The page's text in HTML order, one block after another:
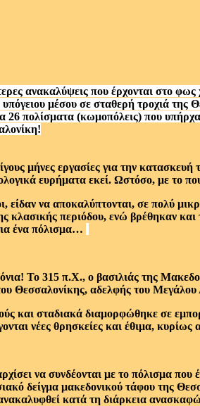
ανακαλύψεις που έρχονται στο φως
μέσου σε σταθερή τροχιά της
πολίσματα (κωμοπόλεις) που
μήνες εργασίες για την
ευρήματα εκεί. Ωστόσο, με το
είδαν να αποκαλύπτονται, σε πολύ
κλασικής περιόδου, ενώ βρέθηκαν
ένα πόλισμα…
Το 315 π.Χ., ο βασιλιάς της
Θεσσαλονίκης, αδελφής του
και σταδιακά διαμορφώθηκε σε
νέες θρησκείες και έθιμα, κυρίως
να συνδέονται με το πόλισμα
δείγμα μακεδονικού τάφου της
κατά τη διάρκεια